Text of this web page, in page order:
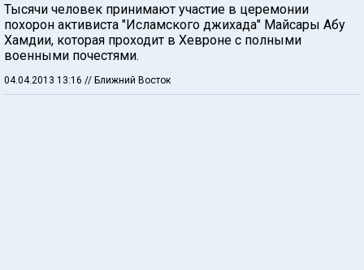
Тысячи человек принимают участие в церемонии
похорон активиста "Исламского джихада" Майсары Абу
Хамдии, которая проходит в Хевроне с полными
военными почестями.
04.04.2013 13:16 // Ближний Восток